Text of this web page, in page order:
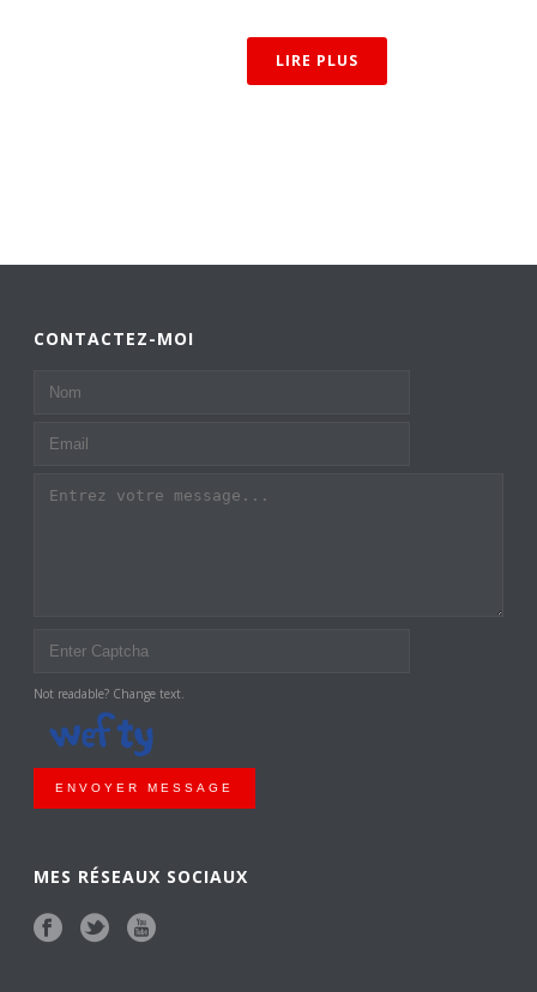
LIRE PLUS
CONTACTEZ-MOI
Not readable? Change text.
ENVOYER MESSAGE
MES RÉSEAUX SOCIAUX